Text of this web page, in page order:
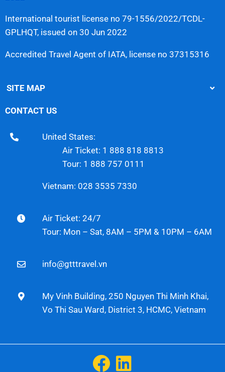
International tourist license no 79-1556/2022/TCDL-
GPLHQT, issued on 30 Jun 2022
Accredited Travel Agent of IATA, license no 37315316
SITE MAP
CONTACT US
United States:
Air Ticket: 1 888 818 8813
Tour: 1 888 757 0111
Vietnam: 028 3535 7330
Air Ticket: 24/7
Tour: Mon – Sat, 8AM – 5PM & 10PM – 6AM
info@gtttravel.vn
My Vinh Building, 250 Nguyen Thi Minh Khai,
Vo Thi Sau Ward, District 3, HCMC, Vietnam